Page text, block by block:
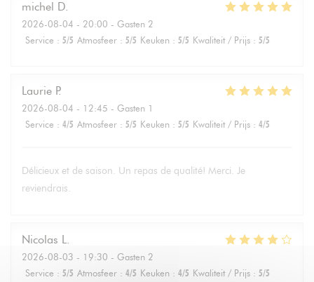
michel D
2026-08-04 - 20:00 - Gasten 2
Service : 5/5 Atmosfeer : 5/5 Keuken : 5/5 Kwaliteit / Prijs : 5/5
Laurie P
2026-08-04 - 12:45 - Gasten 1
Service : 4/5 Atmosfeer : 5/5 Keuken : 5/5 Kwaliteit / Prijs : 4/5
Délicieux et de saison. Un repas de qualité! Merci. Je
reviendrais.
Nicolas L
2026-08-03 - 19:30 - Gasten 2
Service : 5/5 Atmosfeer : 4/5 Keuken : 4/5 Kwaliteit / Prijs : 5/5